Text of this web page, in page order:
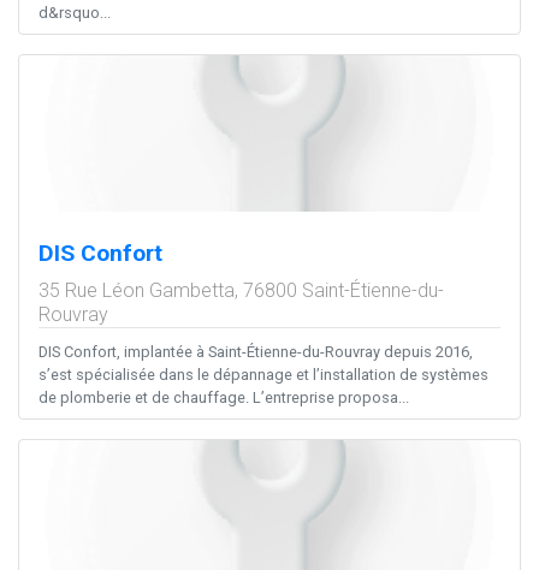
d&rsquo...
DIS Confort
35 Rue Léon Gambetta, 76800 Saint-Étienne-du-
Rouvray
DIS Confort, implantée à Saint-Étienne-du-Rouvray depuis 2016,
s’est spécialisée dans le dépannage et l’installation de systèmes
de plomberie et de chauffage. L’entreprise proposa...